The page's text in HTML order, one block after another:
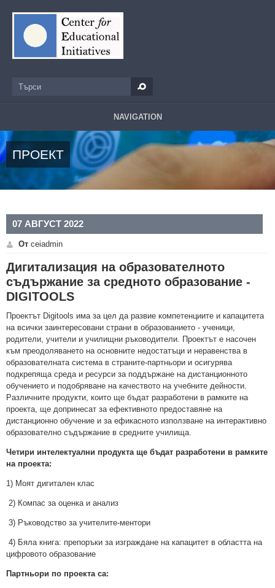
Търси
NAVIGATION
ПРОЕКТ
07 АВГУСТ 2022
От ceiadmin
Дигитализация на образователното
съдържание за средното образование -
DIGITOOLS
Проектът Digitools има за цел да развие компетенциите и капацитета
на всички заинтересовани страни в образованието - ученици,
родители, учители и училищни ръководители. Проектът е насочен
към преодоляването на основните недостатъци и неравенства в
образователната система в страните-партньори и осигурява
подкрепяща среда и ресурси за поддържане на дистанционното
обучението и подобряване на качеството на учебните дейности.
Различните продукти, които ще бъдат разработени в рамките на
проекта, ще допринесат за ефективното предоставяне на
дистанционно обучение и за ефикасното използване на интерактивно
образователно съдържание в средните училища.
Четири интелектуални продукта ще бъдат разработени в рамките
на проекта:
1) Моят дигитален клас
2) Компас за оценка и анализ
3) Ръководство за учителите-ментори
4) Бяла книга: препоръки за изграждане на капацитет в областта на
цифровото образование
Партньори по проекта са: